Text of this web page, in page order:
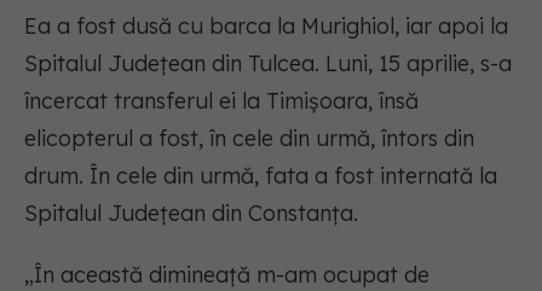
Ea a fost dusă cu barca la Murighiol, iar apoi la
Spitalul Judeţean din Tulcea. Luni, 15 aprilie, s-a
încercat transferul ei la Timişoara, însă
elicopterul a fost, în cele din urmă, întors din
drum. În cele din urmă, fata a fost internată la
Spitalul Judeţean din Constanţa.
„În această dimineaţă m-am ocupat de